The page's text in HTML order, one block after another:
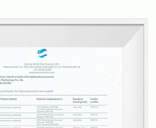
und macht die
eigene Webereien,
und Fabriken für die
Teppiche, sodass wir die
kontrollieren und
Qualität und Vorlaufzeiten